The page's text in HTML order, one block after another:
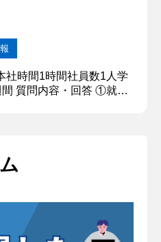
力については、スポーツ
社時間1時間社員数1人学
質問内容・回答 ①就活
堀質問回答】 小学校4年
スポーツをしてきました